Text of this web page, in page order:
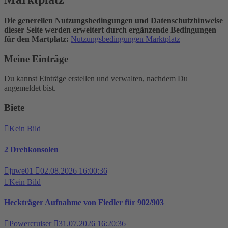
Die generellen Nutzungsbedingungen und Datenschutzhinweise
dieser Seite werden erweitert durch ergänzende Bedingungen
für den Martplatz: Nutzungsbedingungen Marktplatz
Meine Einträge
Du kannst Einträge erstellen und verwalten, nachdem Du
angemeldet bist.
Biete
Kein Bild
2 Drehkonsolen
juwe01
02.08.2026 16:00:36
Kein Bild
Heckträger Aufnahme von Fiedler für 902/903
Powercruiser 31.07.2026 16:20:36